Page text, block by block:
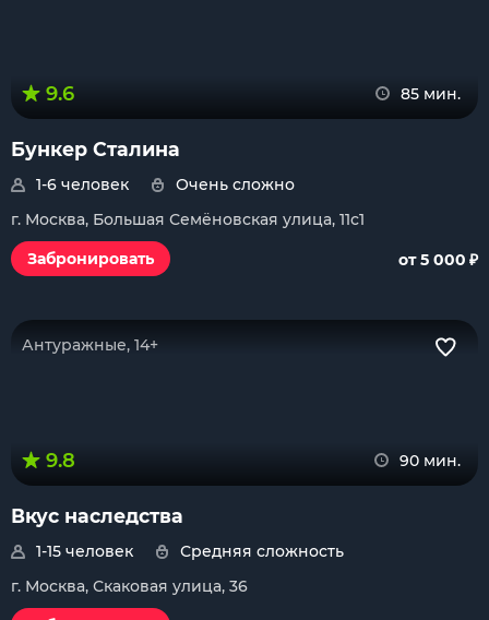
9.6 85 мин.
Бункер Сталина
1-6 человек
Очень сложно
г. Москва, Большая Семёновская улица, 11с1
Забронировать
от 5 000 ₽
Антуражные, 14+
9.8 90 мин.
Вкус наследства
1-15 человек
Средняя сложность
г. Москва, Скаковая улица, 36